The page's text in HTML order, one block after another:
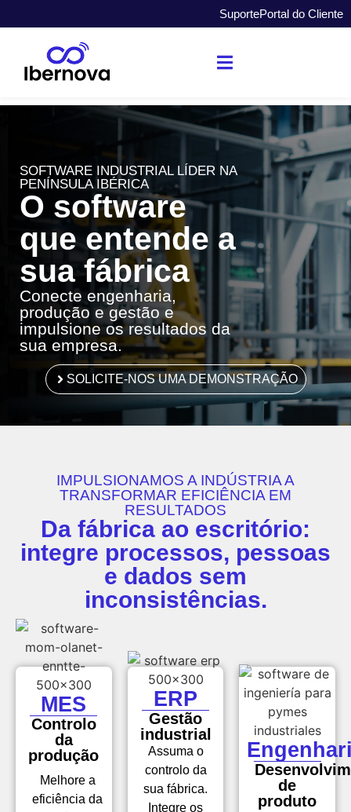
SuportePortal do Cliente
SOFTWARE INDUSTRIAL LÍDER NA
PENÍNSULA IBÉRICA
O software
que entende a
sua fábrica
Conecte engenharia,
produção e gestão e
impulsione os resultados da
sua empresa.
SOLICITE-NOS UMA DEMONSTRAÇÃO
IMPULSIONAMOS A INDÚSTRIA A
TRANSFORMAR EFICIÊNCIA EM
RESULTADOS
Da fábrica ao escritório:
integre processos, pessoas
e dados sem
inconsistências.
MES
Controlo
da
produção
Melhore a
eficiência da
ERP
Gestão
industrial
Assuma o
controlo da
sua fábrica.
Integre os
de
produto